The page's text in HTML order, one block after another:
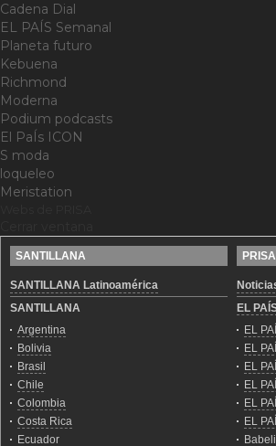
Cadena Dial
EL PAÍS Semanal
Planeta futuro
Kebuena
Richmond
Moderna
Podium podcasts
El PaÍs ICON
S moda
loqueleo
Meristation